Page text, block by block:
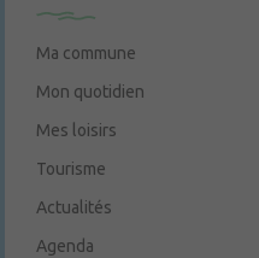
Ma commune
Mon quotidien
Mes loisirs
Tourisme
Actualités
Agenda